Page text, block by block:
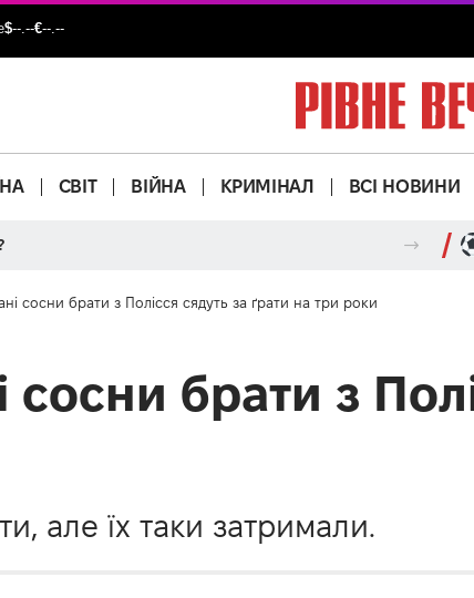
$--.--€--.--
СВІТ ВІЙНА КРИМІНАЛ ВСІ НОВИНИ
сосни брати з Полісся сядуть за ґрати на три роки
сосни брати з
але їх таки затримали.